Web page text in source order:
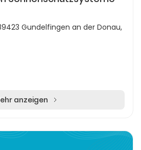
Gundelfingen an der Donau,
anzeigen